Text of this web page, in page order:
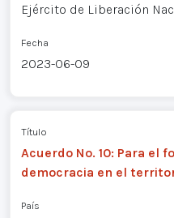
Ejército de Liberación
Fecha
2023-06-09
Título
Acuerdo No. 10: Para el
democracia en el
País